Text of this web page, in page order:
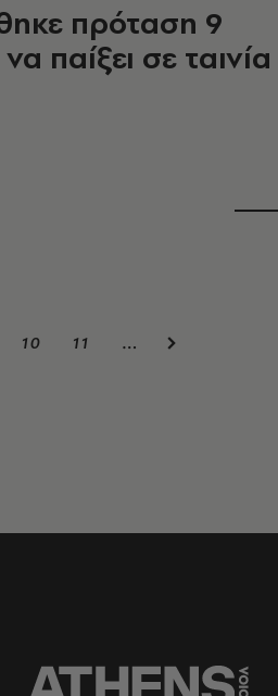
πρόταση 9
παίξει σε ταινία
10 11 …